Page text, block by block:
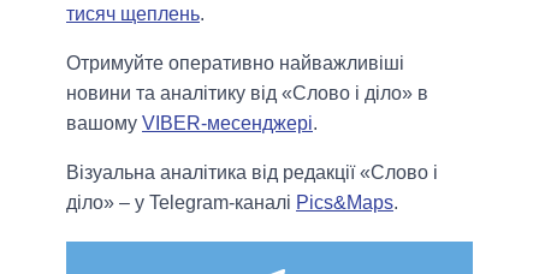
тисяч щеплень.
Отримуйте оперативно найважливіші
новини та аналітику від «Слово і діло» в
вашому VIBER-месенджері.
Візуальна аналітика від редакції «Слово і
діло» – у Telegram-каналі Pics&Maps.